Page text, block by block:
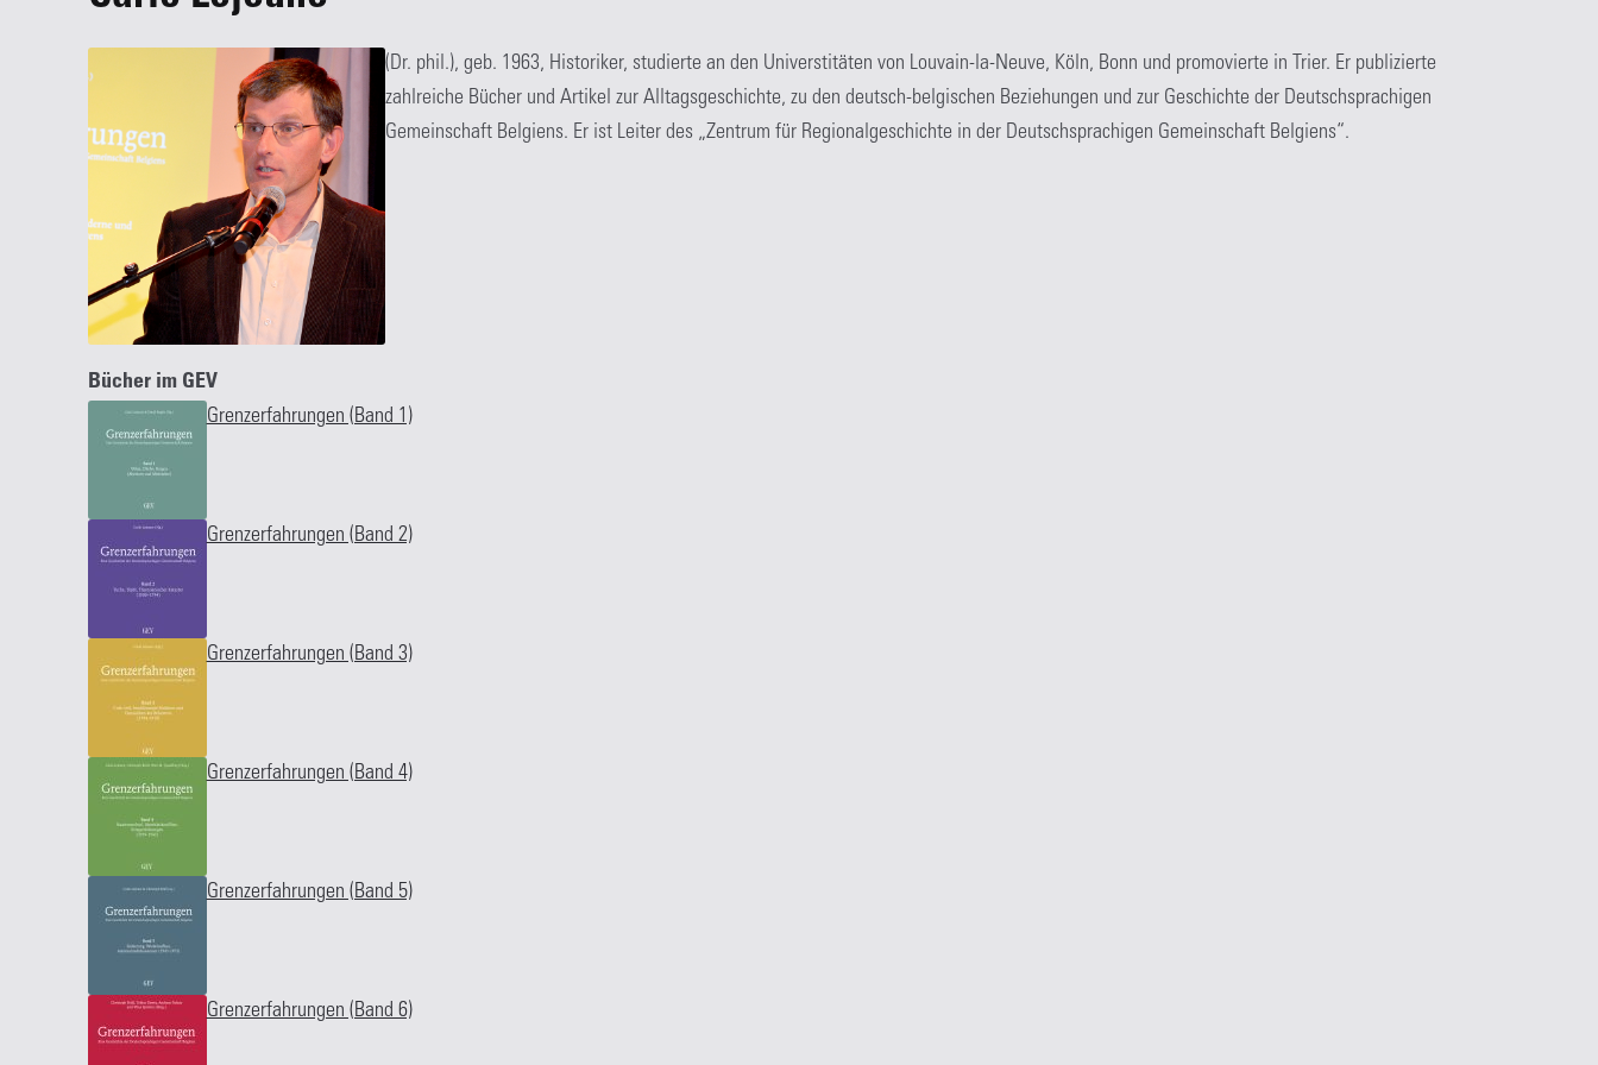
(Dr. phil.), geb. 1963, Historiker, studierte an den Universtitäten von Louvain-la-Neuve, Köln, Bonn und promovierte in Trier. Er publizierte
zahlreiche Bücher und Artikel zur Alltagsgeschichte, zu den deutsch-belgischen Beziehungen und zur Geschichte der Deutschsprachigen
Gemeinschaft Belgiens. Er ist Leiter des „Zentrum für Regionalgeschichte in der Deutschsprachigen Gemeinschaft Belgiens“.
Bücher im GEV
Grenzerfahrungen (Band 1)
Grenzerfahrungen (Band 2)
Grenzerfahrungen (Band 3)
Grenzerfahrungen (Band 4)
Grenzerfahrungen (Band 5)
Grenzerfahrungen (Band 6)